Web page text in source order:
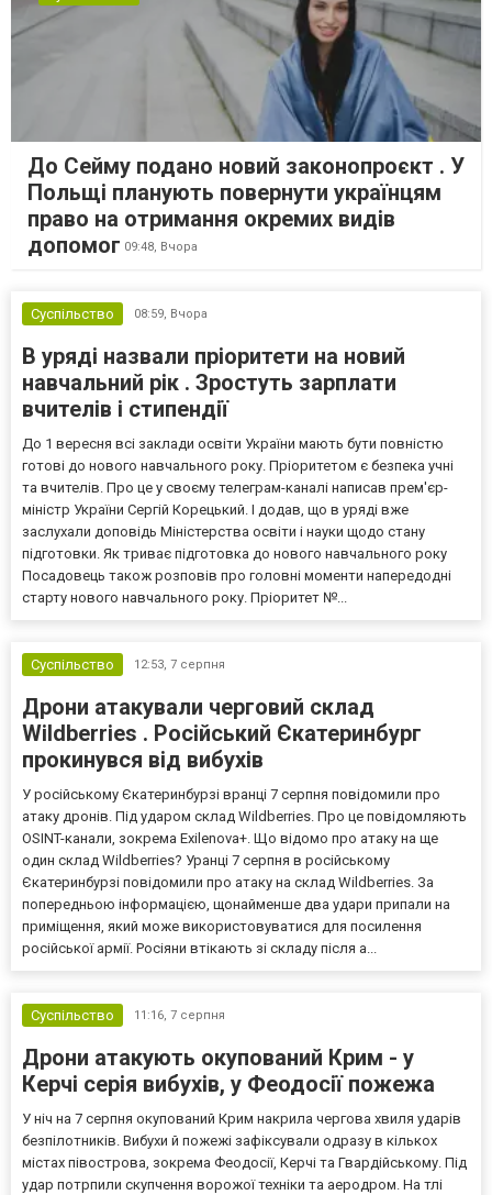
До Сейму подано новий законопроєкт . У
Польщі планують повернути українцям
право на отримання окремих видів
допомог 09:48, Вчора
Суспільство 08:59, Вчора
В уряді назвали пріоритети на новий
навчальний рік . Зростуть зарплати
вчителів і стипендії
До 1 вересня всі заклади освіти України мають бути повністю
готові до нового навчального року. Пріоритетом є безпека учні
та вчителів. Про це у своєму телеграм-каналі написав прем'єр-
міністр України Сергій Корецький. І додав, що в уряді вже
заслухали доповідь Міністерства освіти і науки щодо стану
підготовки. Як триває підготовка до нового навчального року
Посадовець також розповів про головні моменти напередодні
старту нового навчального року. Пріоритет №...
Суспільство 12:53, 7 серпня
Дрони атакували черговий склад
Wildberries . Російський Єкатеринбург
прокинувся від вибухів
У російському Єкатеринбурзі вранці 7 серпня повідомили про
атаку дронів. Під ударом склад Wildberries. Про це повідомляють
OSINT-канали, зокрема Exilenova+. Що відомо про атаку на ще
один склад Wildberries? Уранці 7 серпня в російському
Єкатеринбурзі повідомили про атаку на склад Wildberries. За
попередньою інформацією, щонайменше два удари припали на
приміщення, який може використовуватися для посилення
російської армії. Росіяни втікають зі складу після а...
Суспільство 11:16, 7 серпня
Дрони атакують окупований Крим - у
Керчі серія вибухів, у Феодосії пожежа
У ніч на 7 серпня окупований Крим накрила чергова хвиля ударів
безпілотників. Вибухи й пожежі зафіксували одразу в кількох
містах півострова, зокрема Феодосії, Керчі та Гвардійському. Під
удар потрпили скупчення ворожої техніки та аеродром. На тлі